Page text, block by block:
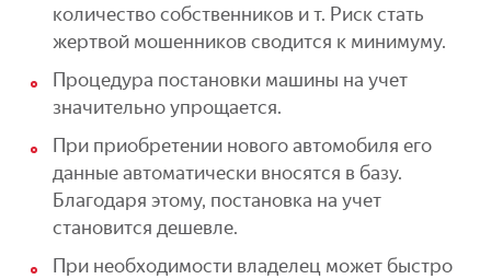
количество собственников и т. Риск стать
жертвой мошенников сводится к минимуму.
Процедура постановки машины на учет
значительно упрощается.
При приобретении нового автомобиля его
данные автоматически вносятся в базу.
Благодаря этому, постановка на учет
становится дешевле.
При необходимости владелец может быстро